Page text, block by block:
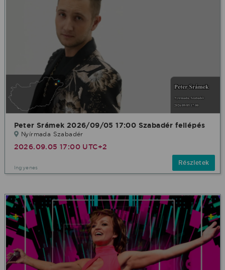
Peter Srámek 2026/09/05 17:00 Szabadér fellépés
Nyírmada Szabadér
2026.09.05 17:00 UTC+2
Ingyenes
Részletek